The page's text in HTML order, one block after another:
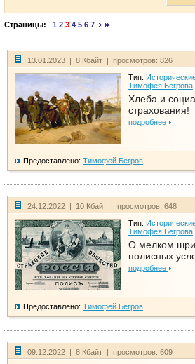
Страницы: 1 2 3 4 5 6 7
13.01.2023 | 8 Кбайт | просмотров: 826
Тип:
Тимофея Бегрова
Хлеба и
страхования!
подробнее
Предоставлено: Тимофей Бегров
24.12.2022 | 10 Кбайт | просмотров: 648
Тип:
Тимофея Бегрова
О мелком
полисных
подробнее
Предоставлено: Тимофей Бегров
09.12.2022 | 8 Кбайт | просмотров: 609